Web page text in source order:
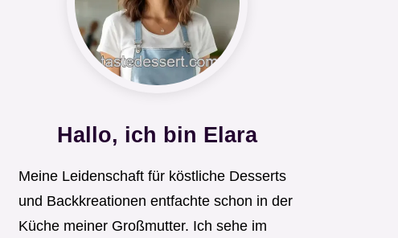
Hallo, ich bin Elara
Meine Leidenschaft für köstliche Desserts
und Backkreationen entfachte schon in der
Küche meiner Großmutter. Ich sehe im